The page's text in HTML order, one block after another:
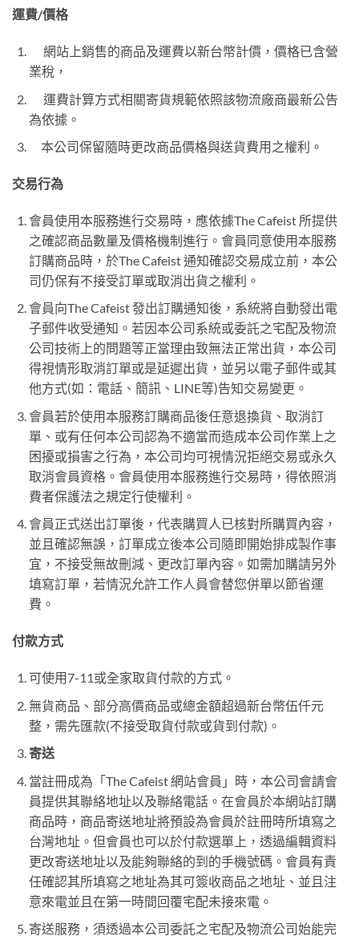
運費/價格
網站上銷售的商品及運費以新台幣計價，價格已含營
業稅，
運費計算方式相關寄貨規範依照該物流廠商最新公告
為依據。
本公司保留隨時更改商品價格與送貨費用之權利。
交易行為
會員使用本服務進行交易時，應依據The Cafeist 所提供
之確認商品數量及價格機制進行。會員同意使用本服務
訂購商品時，於The Cafeist 通知確認交易成立前，本公
司仍保有不接受訂單或取消出貨之權利。
會員向The Cafeist 發出訂購通知後，系統將自動發出電
子郵件收受通知。若因本公司系統或委託之宅配及物流
公司技術上的問題等正當理由致無法正常出貨，本公司
得視情形取消訂單或是延遲出貨，並另以電子郵件或其
他方式(如：電話、簡訊、LINE等)告知交易變更。
會員若於使用本服務訂購商品後任意退換貨、取消訂
單、或有任何本公司認為不適當而造成本公司作業上之
困擾或損害之行為，本公司均可視情況拒絕交易或永久
取消會員資格。會員使用本服務進行交易時，得依照消
費者保護法之規定行使權利。
會員正式送出訂單後，代表購買人已核對所購買內容，
並且確認無誤，訂單成立後本公司隨即開始排成製作事
宜，不接受無故刪減、更改訂單內容。如需加購請另外
填寫訂單，若情況允許工作人員會替您併單以節省運
費。
付款方式
可使用7-11或全家取貨付款的方式。
無貨商品、部分高價商品或總金額超過新台幣伍仟元
整，需先匯款(不接受取貨付款或貨到付款)。
寄送
當註冊成為「The Cafeist 網站會員」時，本公司會請會
員提供其聯絡地址以及聯絡電話。在會員於本網站訂購
商品時，商品寄送地址將預設為會員於註冊時所填寫之
台灣地址。但會員也可以於付款選單上，透過編輯資料
更改寄送地址以及能夠聯絡的到的手機號碼。會員有責
任確認其所填寫之地址為其可簽收商品之地址、並且注
意來電並且在第一時間回覆宅配未接來電。
寄送服務，須透過本公司委託之宅配及物流公司始能完